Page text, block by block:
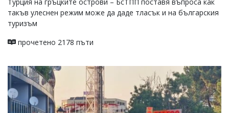
редактор:
Иван
Колев,
office@flagman.bg
под
статиите
се
въвеждат
такъв улеснен режим може да даде тласък и на българския
туризъм
прочетено 2178 пъти